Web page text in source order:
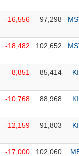
-16,556 97,298
-18,482 102,652
-8,851 85,414
-10,768 88,968
-12,159 91,803
-17,000 102,060